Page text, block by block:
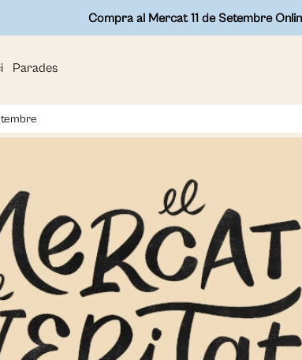
Compra al Mercat 11 de Setembre
Parades